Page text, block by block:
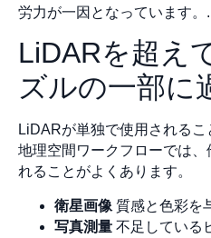
労力が一因となっています。.
LiDARを超え
ズルの一部に
LiDARが単独で使用される
地理空間ワークフローでは
れることがよくあります。
衛星画像 質感と色彩を
写真測量 不足している